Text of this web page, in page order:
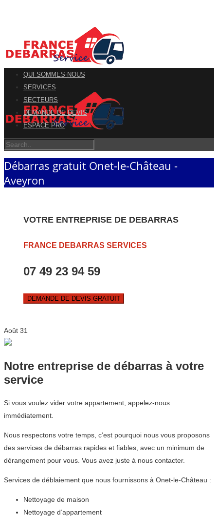
QUI SOMMES-NOUS
SERVICES
SECTEURS
DEMANDE DE DEVIS
ESPACE PRO
Débarras gratuit Onet-le-Château -
Aveyron
VOTRE ENTREPRISE DE DEBARRAS
FRANCE DEBARRAS SERVICES
07 49 23 94 59
DEMANDE DE DEVIS GRATUIT
Août 31
Notre entreprise de débarras à votre
service
Si vous voulez vider votre appartement, appelez-nous
immédiatement.
Nous respectons votre temps, c’est pourquoi nous vous proposons
des services de débarras rapides et fiables, avec un minimum de
dérangement pour vous. Vous avez juste à nous contacter.
Services de déblaiement que nous fournissons à Onet-le-Château :
Nettoyage de maison
Nettoyage d’appartement